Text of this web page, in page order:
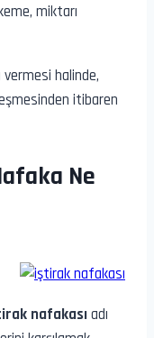
miktarı
vermesi halinde,
itibaren
Ne
nafakasıadı